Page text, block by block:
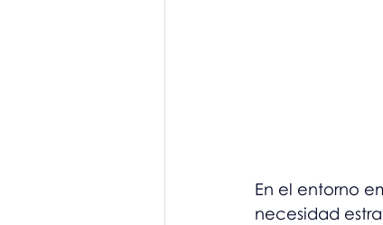
En el entorno
necesidad